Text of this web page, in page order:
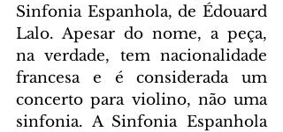
Sinfonia Espanhola, de Édouard
Lalo. Apesar do nome, a peça,
na verdade, tem nacionalidade
francesa e é considerada um
concerto para violino, não uma
sinfonia. A Sinfonia Espanhola